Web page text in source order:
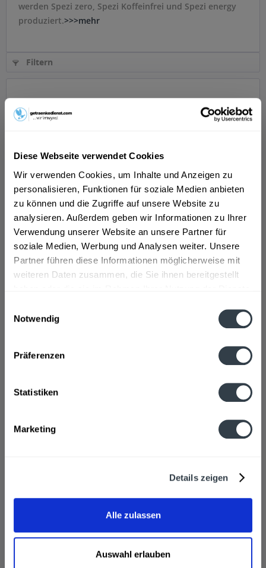
Diese Webseite verwendet Cookies
Wir verwenden Cookies, um Inhalte und Anzeigen zu
personalisieren, Funktionen für soziale Medien anbieten
zu können und die Zugriffe auf unsere Website zu
analysieren. Außerdem geben wir Informationen zu Ihrer
Verwendung unserer Website an unsere Partner für
soziale Medien, Werbung und Analysen weiter. Unsere
Partner führen diese Informationen möglicherweise mit
weiteren Daten zusammen, die Sie ihnen bereitgestellt
Notwendig
Präferenzen
Statistiken
Marketing
Details zeigen
Alle zulassen
Auswahl erlauben
werden Spezi zero, Spezi Koffeinfrei und Spezi energy
produziert.>>>mehr
Filtern
Spezi Original 20 x 0,5l
Da ist Saft drin! Trink das Spezi Original - es gibt viel Cola
Mixgetränke. Aber nur ein Original Spezi Cola-Orange!
Inhalt10 Liter(1,70 € * / 1 Liter)
Original Spezi Longneck 24 x 0,33l
ColaOrange!" so der Hersteller
(2,31 € * / 1 Liter)